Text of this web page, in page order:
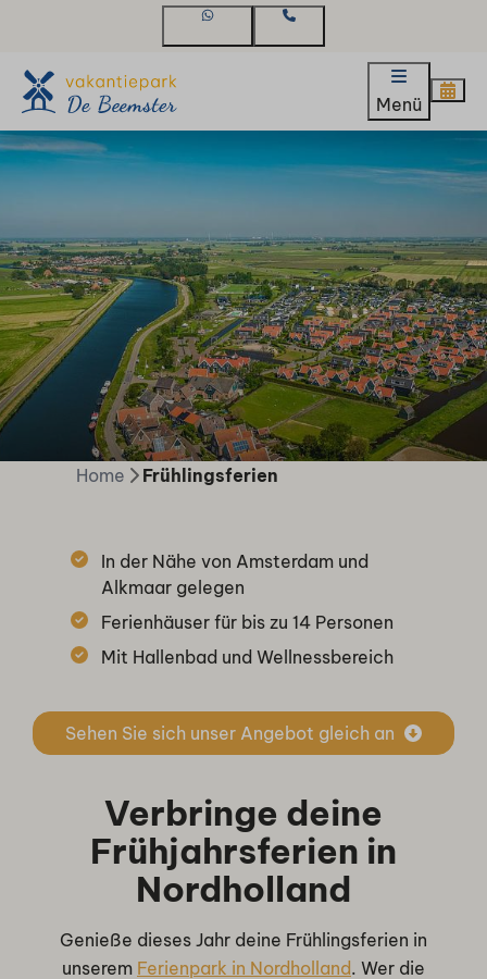
Menü
Home Frühlingsferien
In der Nähe von Amsterdam und
Alkmaar gelegen
Ferienhäuser für bis zu 14 Personen
Mit Hallenbad und Wellnessbereich
Sehen Sie sich unser Angebot gleich an
Verbringe deine
Frühjahrsferien in
Nordholland
Genieße dieses Jahr deine Frühlingsferien in
unserem Ferienpark in Nordholland. Wer die